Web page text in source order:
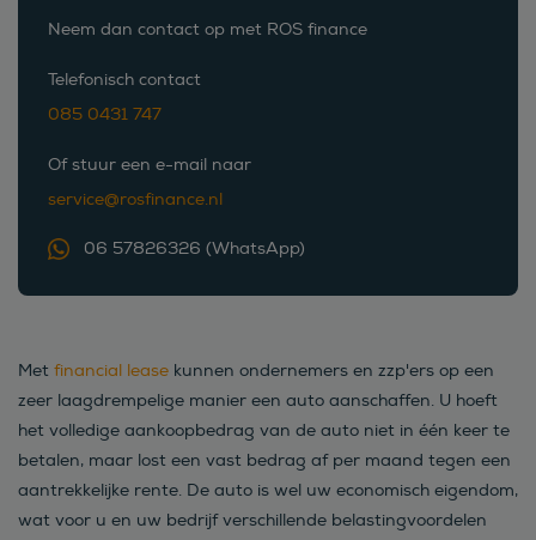
Neem dan contact op met ROS finance
Telefonisch contact
085 0431 747
Of stuur een e-mail naar
service@rosfinance.nl
06 57826326 (WhatsApp)
Met financial lease kunnen ondernemers en zzp'ers op een
zeer laagdrempelige manier een auto aanschaffen. U hoeft
het volledige aankoopbedrag van de auto niet in één keer te
betalen, maar lost een vast bedrag af per maand tegen een
aantrekkelijke rente. De auto is wel uw economisch eigendom,
wat voor u en uw bedrijf verschillende belastingvoordelen